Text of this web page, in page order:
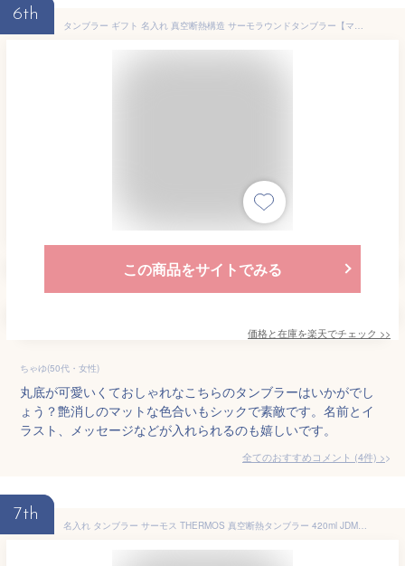
6th
タンブラー ギフト 名入れ 真空断熱構造 サーモラウンドタンブラー【マークデザイン】 プレゼント 即日可 （保冷保温 二重構造 名入れタンブラー オリジナル プレゼント） 母の日プレゼント 実用的 60代 50代 40代 30代 お母さん アウトドア
この商品をサイトでみる
価格と在庫を楽天でチェック >>
ちゃゆ(50代・女性)
丸底が可愛いくておしゃれなこちらのタンブラーはいかがでし
ょう？艶消しのマットな色合いもシックで素敵です。名前とイ
ラスト、メッセージなどが入れられるのも嬉しいです。
全てのおすすめコメント (4件) >
7th
名入れ タンブラー サーモス THERMOS 真空断熱タンブラー 420ml JDM-420 ステンレス製 陶器のような質感 名前入り 名前刻印 誕生日 退職 送別 還暦 退職祝い プレゼント ギフト 1個から名入れOK 大口対応OK 即日発送